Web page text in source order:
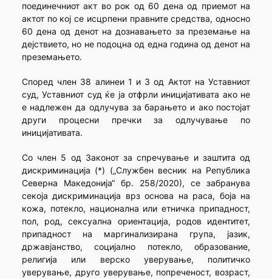
поединечниот акт во рок од 60 дена од приемот на
актот по кој се исцрпени правните средства, односно
60 дена од денот на дознавањето за преземање на
дејствието, но не подоцна од една година од денот на
преземањето.
Според член 38 алинеи 1 и 3 од Актот на Уставниот
суд, Уставниот суд ќе ја отфрли иницијативата ако не
е надлежен да одлучува за барањето и ако постојат
други процесни пречки за одлучување по
иницијативата.
Со член 5 од Законот за спречување и заштита од
дискриминација (*) („Службен весник на Република
Северна Македонија“ бр. 258/2020), се забранува
секоја дискриминација врз основа на раса, боја на
кожа, потекло, национална или етничка припадност,
пол, род, сексуална ориентација, родов идентитет,
припадност на маргинализирана група, јазик,
државјанство, социјално потекло, образование,
религија или верско уверување, политичко
уверување, друго уверување, попреченост, возраст,